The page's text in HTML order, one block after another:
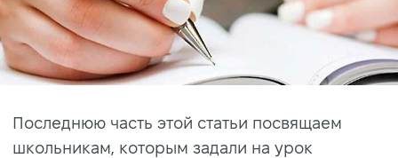
Последнюю часть этой статьи посвящаем
школьникам, которым задали на урок